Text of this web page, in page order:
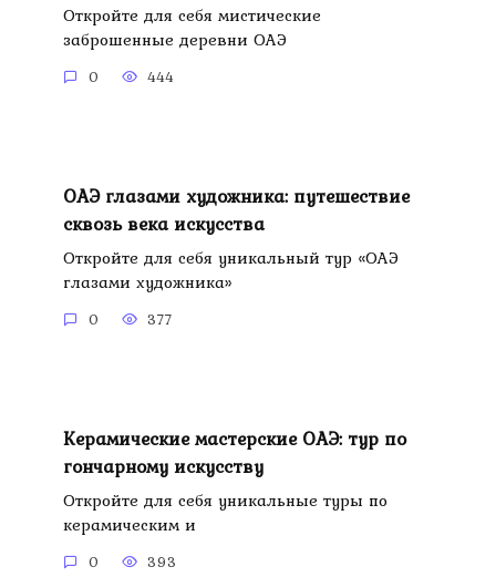
Откройте для себя мистические
заброшенные деревни ОАЭ
0 444
ОАЭ глазами художника: путешествие
сквозь века искусства
Откройте для себя уникальный тур «ОАЭ
глазами художника»
0 377
Керамические мастерские ОАЭ: тур по
гончарному искусству
Откройте для себя уникальные туры по
керамическим и
0 393